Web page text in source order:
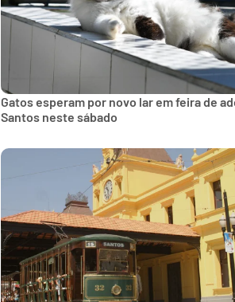
Gatos esperam por novo lar em feira de
Santos neste sábado